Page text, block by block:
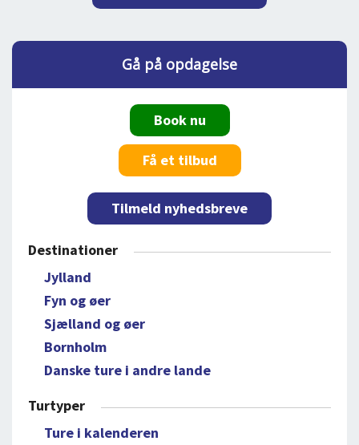
Gå på opdagelse
Book nu
Få et tilbud
Tilmeld nyhedsbreve
Destinationer
Jylland
Fyn og øer
Sjælland og øer
Bornholm
Danske ture i andre lande
Turtyper
Ture i kalenderen